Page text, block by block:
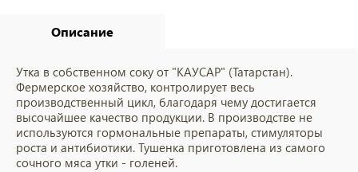
Описание
Утка в собственном соку от "КАУСАР" (Татарстан).
Фермерское хозяйство, контролирует весь
производственный цикл, благодаря чему достигается
высочайшее качество продукции. В производстве не
используются гормональные препараты, стимуляторы
роста и антибиотики. Тушенка приготовлена из самого
сочного мяса утки - голеней.